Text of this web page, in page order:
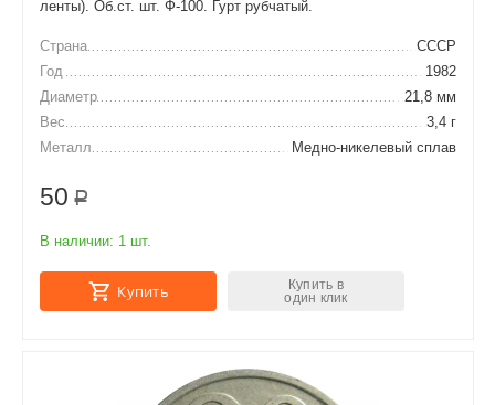
ленты). Об.ст. шт. Ф-100. Гурт рубчатый.
Страна
СССР
Год
1982
Диаметр
21,8 мм
Вес
3,4 г
Металл
Медно-никелевый сплав
50 Р
В наличии: 1 шт.
Купить
Купить в
один клик